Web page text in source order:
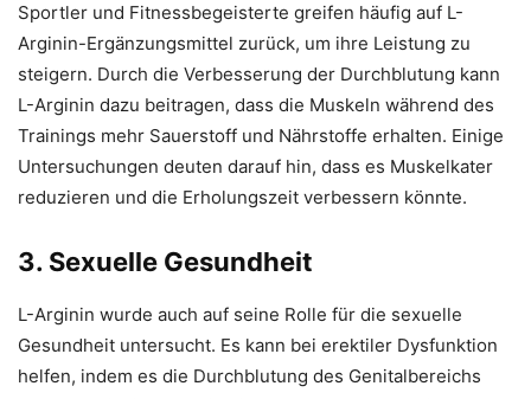
Sportler und Fitnessbegeisterte greifen häufig auf L-
Arginin-Ergänzungsmittel zurück, um ihre Leistung zu
steigern. Durch die Verbesserung der Durchblutung kann
L-Arginin dazu beitragen, dass die Muskeln während des
Trainings mehr Sauerstoff und Nährstoffe erhalten. Einige
Untersuchungen deuten darauf hin, dass es Muskelkater
reduzieren und die Erholungszeit verbessern könnte.
3. Sexuelle Gesundheit
L-Arginin wurde auch auf seine Rolle für die sexuelle
Gesundheit untersucht. Es kann bei erektiler Dysfunktion
helfen, indem es die Durchblutung des Genitalbereichs